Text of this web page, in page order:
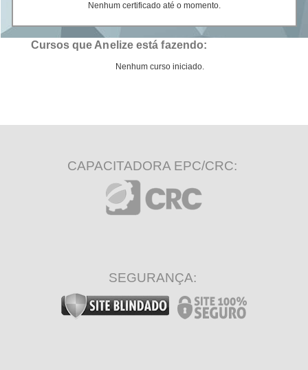
Nenhum certificado até o momento.
Cursos que Anelize está fazendo:
Nenhum curso iniciado.
CAPACITADORA EPC/CRC:
SEGURANÇA: